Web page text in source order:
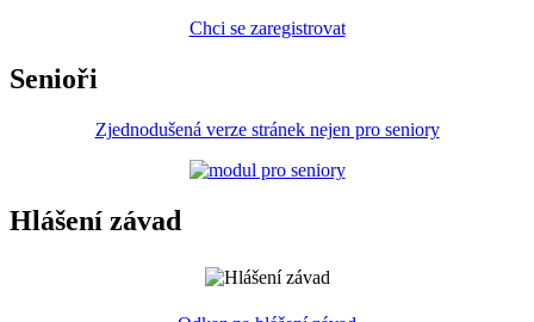
Chci se zaregistrovat
Senioři
Zjednodušená verze stránek nejen pro seniory
Hlášení závad